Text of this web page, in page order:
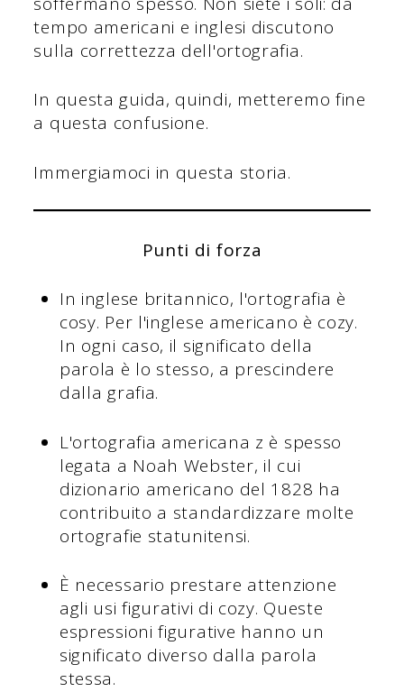
tempo americani e inglesi discutono
sulla correttezza dell'ortografia.
In questa guida, quindi, metteremo fine
a questa confusione.
Immergiamoci in questa storia.
Punti di forza
In inglese britannico, l'ortografia è
cosy. Per l'inglese americano è cozy.
In ogni caso, il significato della
parola è lo stesso, a prescindere
dalla grafia.
L'ortografia americana z è spesso
legata a Noah Webster, il cui
dizionario americano del 1828 ha
contribuito a standardizzare molte
ortografie statunitensi.
È necessario prestare attenzione
agli usi figurativi di cozy. Queste
espressioni figurative hanno un
significato diverso dalla parola
stessa.